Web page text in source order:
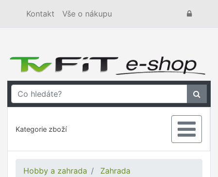
Kontakt Vše o nákupu
Kategorie zboží
Hobby a zahrada
Zahrada